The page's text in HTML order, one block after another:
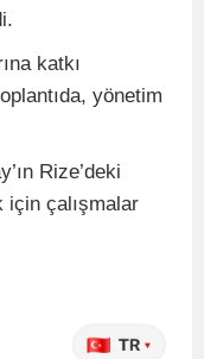
katkı
yönetim
Rize’deki
için çalışmalar